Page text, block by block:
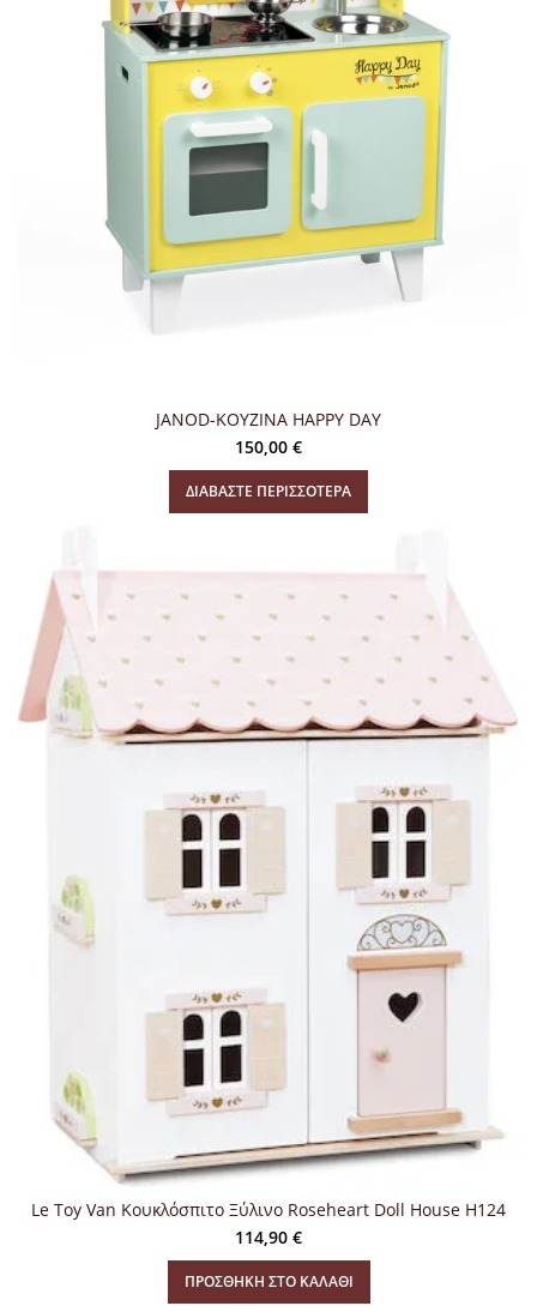
JANOD-ΚΟΥΖΙΝΑ HAPPY DAY
150,00 €
ΔΙΑΒΆΣΤΕ ΠΕΡΙΣΣΌΤΕΡΑ
Le Toy Van Kουκλόσπιτο Ξύλινο Roseheart Doll House H124
114,90 €
ΠΡΟΣΘΉΚΗ ΣΤΟ ΚΑΛΆΘΙ